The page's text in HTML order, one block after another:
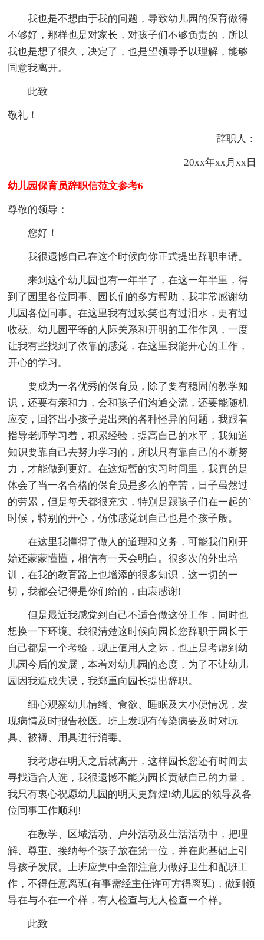
我也是不想由于我的问题，导致幼儿园的保育做得
不够好，那样也是对家长，对孩子们不够负责的，所以
我也是想了很久，决定了，也是望领导予以理解，能够
同意我离开。
此致
敬礼！
辞职人：
20xx年xx月xx日
幼儿园保育员辞职信范文参考6
尊敬的领导：
您好！
我很遗憾自己在这个时候向你正式提出辞职申请。
来到这个幼儿园也有一年半了，在这一年半里，得
到了园里各位同事、园长们的多方帮助，我非常感谢幼
儿园各位同事。在这里我有过欢笑也有过泪水，更有过
收获。幼儿园平等的人际关系和开明的工作作风，一度
让我有些找到了依靠的感觉，在这里我能开心的工作，
开心的学习。
要成为一名优秀的保育员，除了要有稳固的教学知
识，还要有亲和力，会和孩子们沟通交流，还要能随机
应变，回答出小孩子提出来的各种怪异的问题，我跟着
指导老师学习着，积累经验，提高自己的水平，我知道
知识要靠自己去努力学习的，所以只有靠自己的不断努
力，才能做到更好。在这短暂的实习时间里，我真的是
体会了当一名合格的保育员是多么的辛苦，日子虽然过
的劳累，但是每天都很充实，特别是跟孩子们在一起的`
时候，特别的开心，仿佛感觉到自己也是个孩子般。
在这里我懂得了做人的道理和义务，可能我们刚开
始还蒙蒙懂懂，相信有一天会明白。很多次的外出培
训，在我的教育路上也增添的很多知识，这一切的一
切，我都会记得是你们给的，由衷感谢!
但是最近我感觉到自己不适合做这份工作，同时也
想换一下环境。我很清楚这时候向园长您辞职于园长于
自己都是一个考验，现正值用人之际，也正是考虑到幼
儿园今后的发展，本着对幼儿园的态度，为了不让幼儿
园因我造成失误，我郑重向园长提出辞职。
细心观察幼儿情绪、食欲、睡眠及大小便情况，发
现病情及时报告校医。班上发现有传染病要及时对玩
具、被褥、用具进行消毒。
我考虑在明天之后就离开，这样园长您还有时间去
寻找适合人选，我很遗憾不能为园长贡献自己的力量，
我只有衷心祝愿幼儿园的明天更辉煌!幼儿园的领导及各
位同事工作顺利!
在教学、区域活动、户外活动及生活活动中，把理
解、尊重、接纳每个孩子放在第一位，并在此基础上引
导孩子发展。上班应集中全部注意力做好卫生和配班工
作，不得任意离班(有事需经主任许可方得离班)，做到领
导在与不在一个样，有人检查与无人检查一个样。
此致